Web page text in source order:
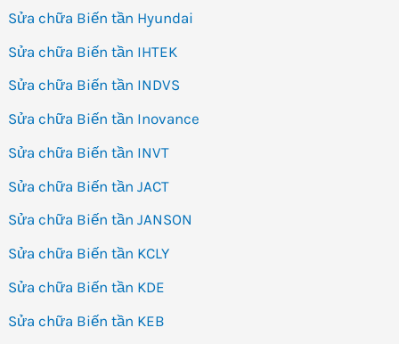
Sửa chữa Biến tần Hyundai
Sửa chữa Biến tần IHTEK
Sửa chữa Biến tần INDVS
Sửa chữa Biến tần Inovance
Sửa chữa Biến tần INVT
Sửa chữa Biến tần JACT
Sửa chữa Biến tần JANSON
Sửa chữa Biến tần KCLY
Sửa chữa Biến tần KDE
Sửa chữa Biến tần KEB